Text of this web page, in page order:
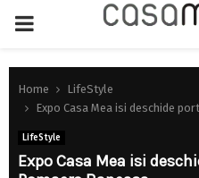
PRIMARY
MENU
Home
LifeStyle
Expo Casa Mea isi deschide
LifeStyle
Expo Casa Mea isi